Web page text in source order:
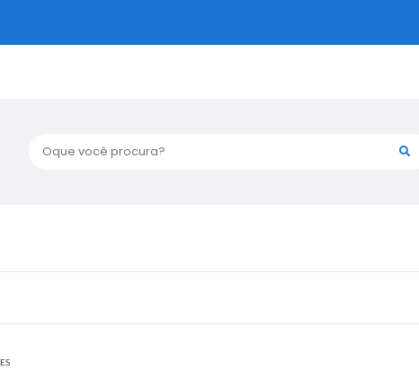
Oque você procura?